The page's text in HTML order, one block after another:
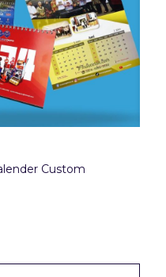
Custom